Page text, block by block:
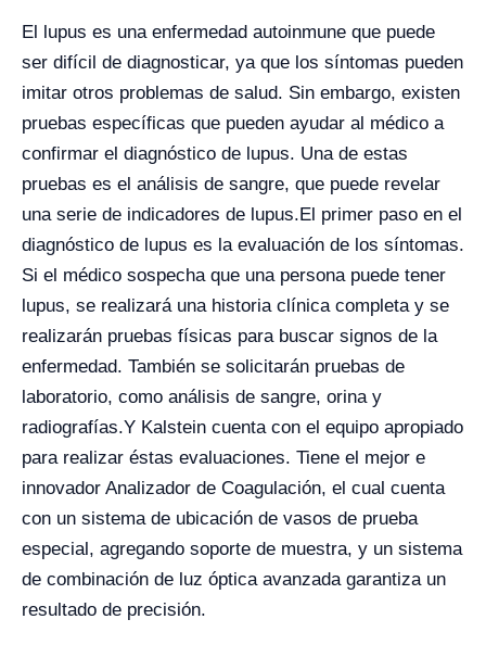
El lupus es una enfermedad autoinmune que puede
ser difícil de diagnosticar, ya que los síntomas pueden
imitar otros problemas de salud. Sin embargo, existen
pruebas específicas que pueden ayudar al médico a
confirmar el diagnóstico de lupus. Una de estas
pruebas es el análisis de sangre, que puede revelar
una serie de indicadores de lupus.El primer paso en el
diagnóstico de lupus es la evaluación de los síntomas.
Si el médico sospecha que una persona puede tener
lupus, se realizará una historia clínica completa y se
realizarán pruebas físicas para buscar signos de la
enfermedad. También se solicitarán pruebas de
laboratorio, como análisis de sangre, orina y
radiografías.Y Kalstein cuenta con el equipo apropiado
para realizar éstas evaluaciones. Tiene el mejor e
innovador Analizador de Coagulación, el cual cuenta
con un sistema de ubicación de vasos de prueba
especial, agregando soporte de muestra, y un sistema
de combinación de luz óptica avanzada garantiza un
resultado de precisión.